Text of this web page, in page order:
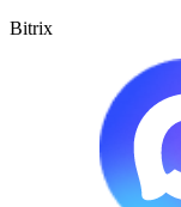
Bitrix